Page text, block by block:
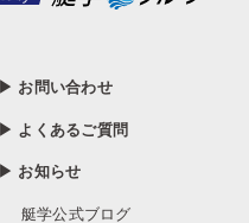
▶ お問い合わせ
▶ よくあるご質問
▶ お知らせ
艇学公式ブログ